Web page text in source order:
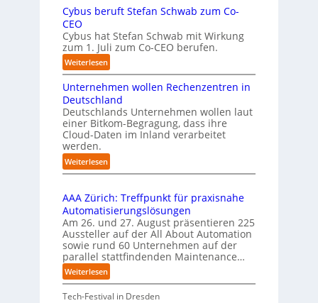
e
u
n
v
i
l
e
A
b
l
d
u
n
g
s
t
u
d
i
e
I
p
l
e
m
e
n
t
i
r
u
n
g
a
n
“
-
o
m
m
i
i
o
n
t
a
e
t
B
i
e
t
e
r
v
Cybus beruft Stefan Schwab zum Co-
CEO
Cybus hat Stefan Schwab mit Wirkung
zum 1. Juli zum Co-CEO berufen.
Weiterlesen:
C
y
b
u
s
b
r
u
t
S
t
e
f
a
n
S
Unternehmen wollen Rechenzentren in
Deutschland
Deutschlands Unternehmen wollen laut
einer Bitkom-Begragung, dass ihre
Cloud-Daten im Inland verarbeitet
werden.
Weiterlesen:
U
t
e
r
n
e
h
m
e
n
AAA Zürich: Treffpunkt für praxisnahe
Automatisierungslösungen
Am 26. und 27. August präsentieren 225
Aussteller auf der All About Automation
sowie rund 60 Unternehmen auf der
parallel stattfindenden Maintenance…
Weiterlesen:
A
A
Tech-Festival in Dresden